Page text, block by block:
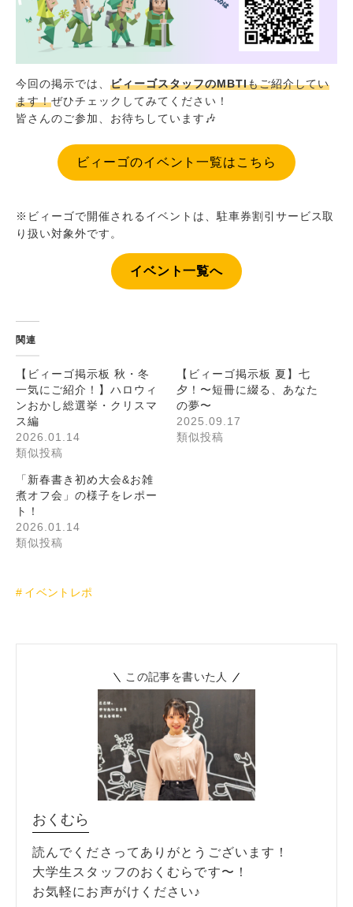
今回の掲示では、 ビィーゴスタッフのMBTIもご紹介してい
ます！ぜひチェックしてみてください！
皆さんのご参加、お待ちしています🎶
ビィーゴのイベント一覧はこちら
※ビィーゴで開催されるイベントは、駐車券割引サービス取
り扱い対象外です。
イベント一覧へ
関連
【ビィーゴ掲示板 秋・冬
一気にご紹介！】ハロウィ
ンおかし総選挙・クリスマ
ス編
2026.01.14
類似投稿
【ビィーゴ掲示板 夏】七
夕！〜短冊に綴る、あなた
の夢〜
2025.09.17
類似投稿
「新春書き初め大会&お雑
煮オフ会」の様子をレポー
ト！
2026.01.14
類似投稿
イベントレポ
この記事を書いた人
おくむら
読んでくださってありがとうございます！
大学生スタッフのおくむらです〜！
お気軽にお声がけください♪